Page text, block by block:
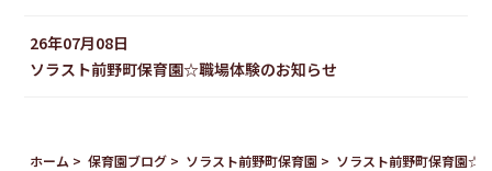
26年07月08日
ソラスト前野町保育園☆職場体験のお知らせ
ホーム 保育園ブログ ソラスト前野町保育園 ソラスト前野町保育園☆